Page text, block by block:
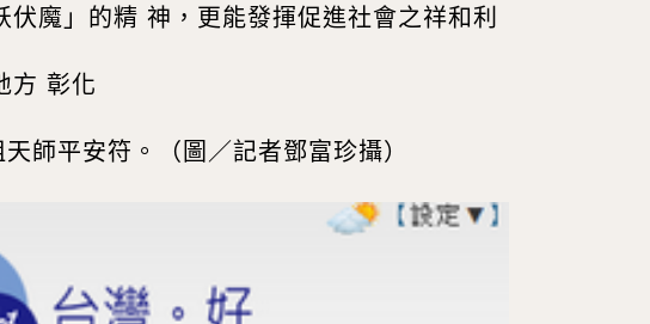
魔」的精 神，更能發揮促進社會之祥和利
方 彰化
師平安符。（圖／記者鄧富珍攝）